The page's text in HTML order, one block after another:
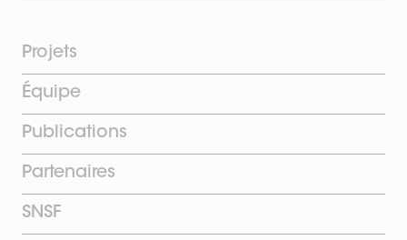
Projets
Équipe
Publications
Partenaires
SNSF